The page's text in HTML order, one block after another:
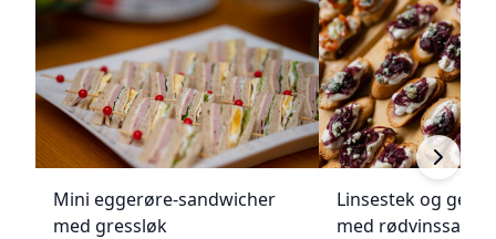
Mini eggerøre-sandwicher
med gressløk
Linsestek og
med rødvinssaus